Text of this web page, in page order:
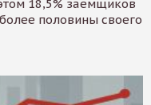
18,5% заемщиков
половины своего